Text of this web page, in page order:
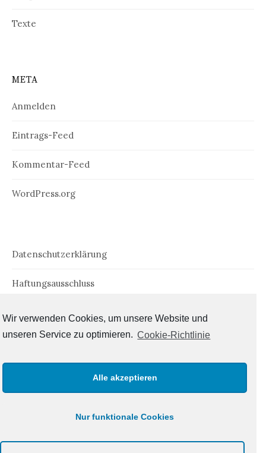
Wir verwenden Cookies, um unsere Website und
unseren Service zu optimieren. Cookie-Richtlinie
Alle akzeptieren
Nur funktionale Cookies
Texte
META
Anmelden
Eintrags-Feed
Kommentar-Feed
WordPress.org
Datenschutzerklärung
Haftungsausschluss
Impressum
Cookie-Richtlinie (EU)